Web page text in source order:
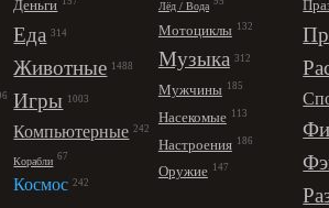
Деньги
Еда 314
Животные 1488
Игры 1003
Компьютерные 242
Корабли 67
Космос 242
Лёд / Вода
Мотоциклы 132
Музыка 312
Мужчины 185
Насекомые 113
Настроения 186
Оружие 147